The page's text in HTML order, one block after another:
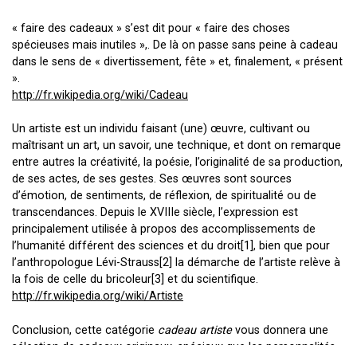
« faire des cadeaux » s’est dit pour « faire des choses
spécieuses mais inutiles »,. De là on passe sans peine à cadeau
dans le sens de « divertissement, fête » et, finalement, « présent
».
http://fr.wikipedia.org/wiki/Cadeau
Un artiste est un individu faisant (une) œuvre, cultivant ou
maîtrisant un art, un savoir, une technique, et dont on remarque
entre autres la créativité, la poésie, l’originalité de sa production,
de ses actes, de ses gestes. Ses œuvres sont sources
d’émotion, de sentiments, de réflexion, de spiritualité ou de
transcendances. Depuis le XVIIIe siècle, l’expression est
principalement utilisée à propos des accomplissements de
l’humanité différent des sciences et du droit[1], bien que pour
l’anthropologue Lévi-Strauss[2] la démarche de l’artiste relève à
la fois de celle du bricoleur[3] et du scientifique.
http://fr.wikipedia.org/wiki/Artiste
Conclusion, cette catégorie cadeau artistevous donnera une